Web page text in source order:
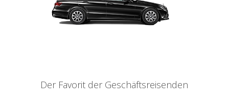
Der Favorit der Geschäftsreisenden